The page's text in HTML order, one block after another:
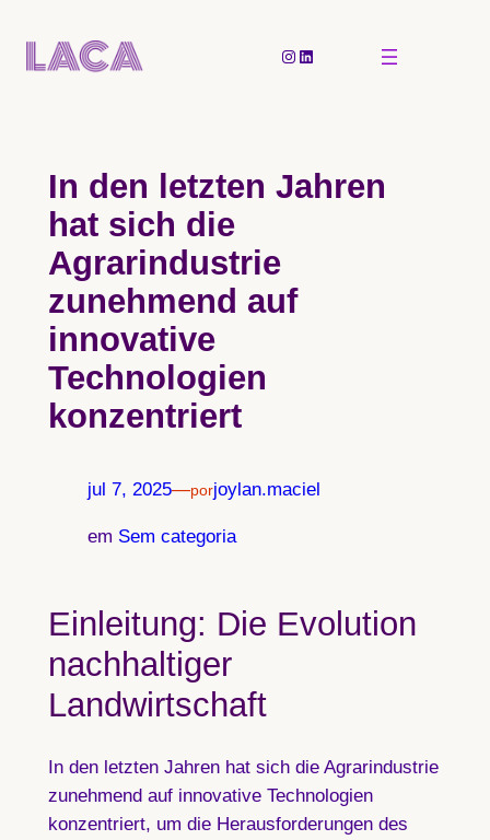
para
Instagram
LinkedIn
In den letzten Jahren
hat sich die
Agrarindustrie
zunehmend auf
innovative
Technologien
konzentriert
jul 7, 2025—porjoylan.maciel
em Sem categoria
Einleitung: Die Evolution
nachhaltiger
Landwirtschaft
In den letzten Jahren hat sich die Agrarindustrie
zunehmend auf innovative Technologien
konzentriert, um die Herausforderungen des